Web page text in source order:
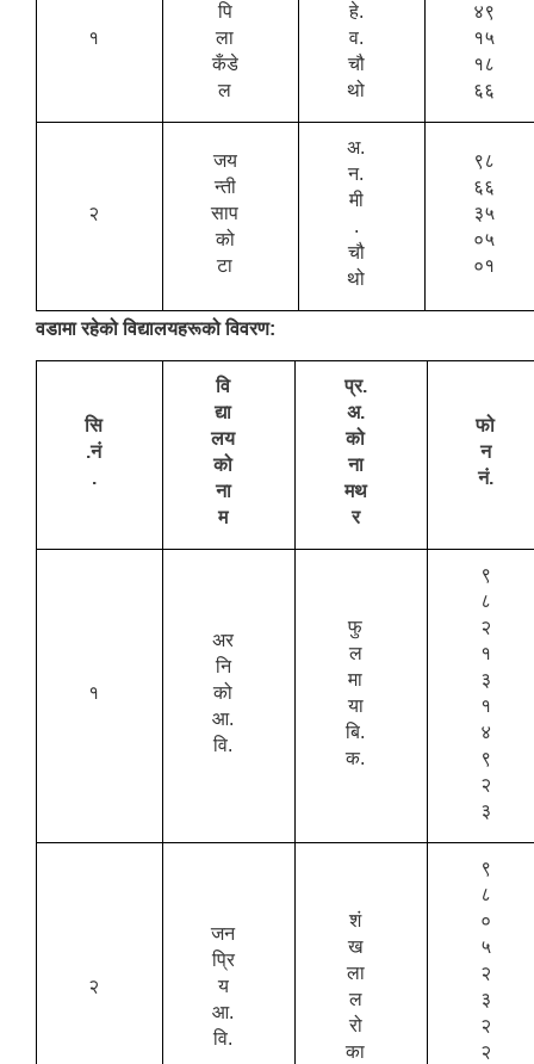
१
पि
ला
कँडे
ल
हे.
व.
चौ
थो
४९
१५
१८
६६
२
जय
न्ती
साप
को
टा
अ.
न.
मी
.
चौ
थो
९८
६६
३५
०५
०१
वडामा रहेको विद्यालयहरूको विवरण:
सि
.नं
.
वि
द्या
लय
को
ना
म
प्र.
अ.
को
ना
मथ
र
फो
न
नं.
१
अर
नि
को
आ.
वि.
फु
ल
मा
या
बि.
क.
९
८
२
१
३
१
४
९
२
३
२
जन
प्रि
य
आ.
वि.
शं
ख
ला
ल
रो
का
९
८
०
५
२
३
२
२